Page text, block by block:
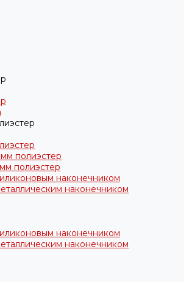
полиэстер
полиэстер
наконечником
наконечником
наконечником
наконечником